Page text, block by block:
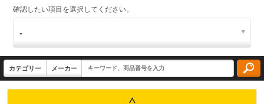
確認したい項目を選択してください。